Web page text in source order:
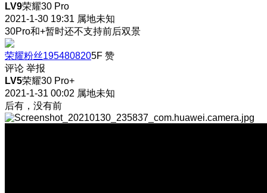
LV9荣耀30 Pro
2021-1-30 19:31 属地未知
30Pro和+暂时还不支持前后双景
荣耀粉丝1954808205F 赞
评论 举报
LV5荣耀30 Pro+
2021-1-31 00:02 属地未知
后有，没有前